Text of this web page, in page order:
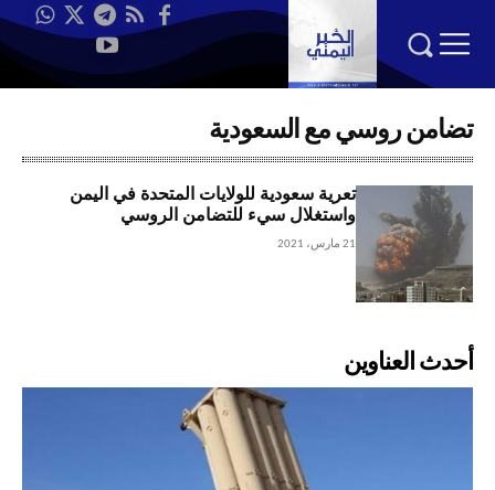
تضامن روسي مع السعودية
تعرية سعودية للولايات المتحدة في اليمن
واستغلال سيء للتضامن الروسي
21 مارس، 2021
أحدث العناوين